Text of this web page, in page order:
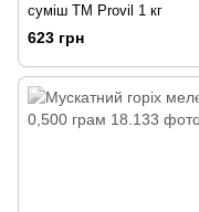
суміш ТМ Provil 1 кг
623 грн